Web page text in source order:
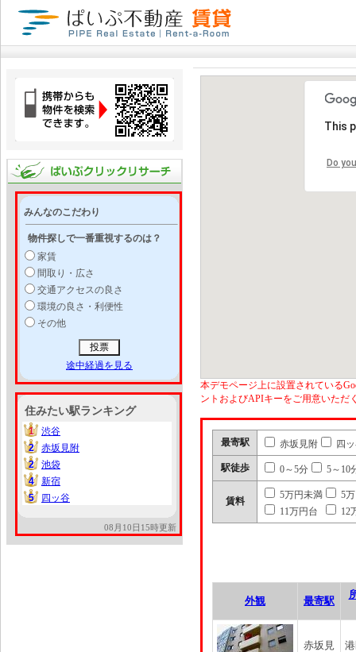
みんなのこだわり
物件探しで一番重視するのは？
家賃
間取り・広さ
交通アクセスの良さ
環境の良さ・利便性
その他
途中経過を見る
住みたい駅ランキング
1
1
渋谷
2
2
赤坂見附
2
2
池袋
4
4
新宿
5
5 四ッ谷
08月10日15時更新
This
Do
本デモページ上に設置されている
ントおよびAPIキーをご用意いただ
最寄駅 赤坂見附 四
駅徒歩 0～5分 5～10
賃料
5万円未満
5
11万円台
12
外観 最寄駅
赤坂見